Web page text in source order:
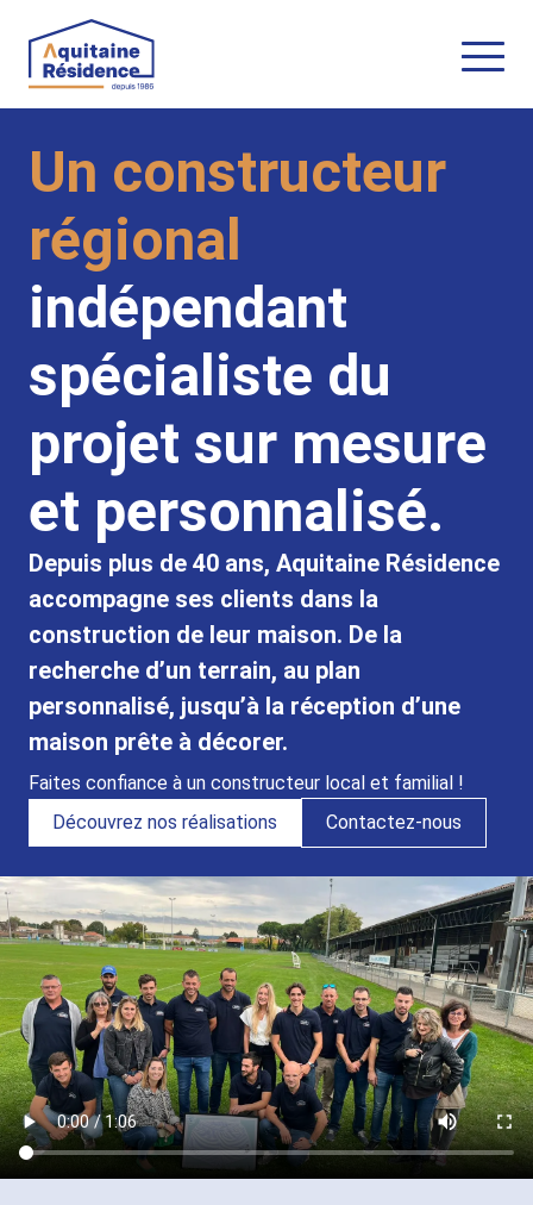
Constructeur de maisons
Terrains à bâtir
Investissement locatif
Un constructeur
régional
indépendant
spécialiste du
projet sur mesure
et personnalisé.
Depuis plus de 40 ans, Aquitaine Résidence
accompagne ses clients dans la
construction de leur maison. De la
recherche d’un terrain, au plan
personnalisé, jusqu’à la réception d’une
maison prête à décorer.
Faites confiance à un constructeur local et familial !
Découvrez nos réalisations
Contactez-nous